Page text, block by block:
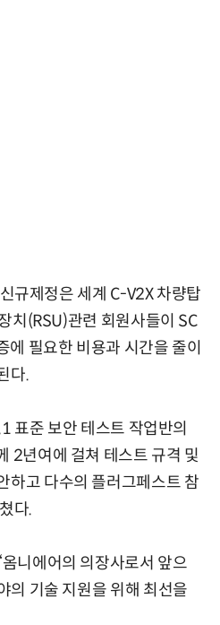
규제정은 세계 C-V2X 차량탑
치(RSU)관련 회원사들이 SC
에 필요한 비용과 시간을 줄이
다.
표준 보안 테스트 작업반의
2년여에 걸쳐 테스트 규격 및
하고 다수의 플러그페스트 참
다.
니에어의 의장사로서 앞으
의 기술 지원을 위해 최선을